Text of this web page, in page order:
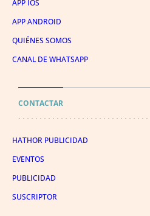
APP IOS
APP ANDROID
QUIÉNES SOMOS
CANAL DE WHATSAPP
CONTACTAR
HATHOR PUBLICIDAD
EVENTOS
PUBLICIDAD
SUSCRIPTOR